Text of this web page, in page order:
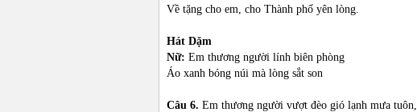
Về tặng cho em, cho Thành phố yên lòng.
Hát Dặm
Nữ: Em thương người lính biên phòng
Áo xanh bóng núi mà lòng sắt son
Câu 6. Em thương người vượt đèo gió lạnh mưa tuôn,